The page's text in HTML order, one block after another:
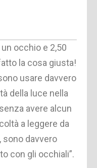
occhio e 2,50
la cosa giusta!
usare davvero
della luce nella
avere alcun
a leggere da
sono davvero
con gli occhiali”.